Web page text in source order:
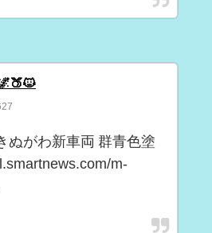
ぬがわ新車両 群青色塗
m-